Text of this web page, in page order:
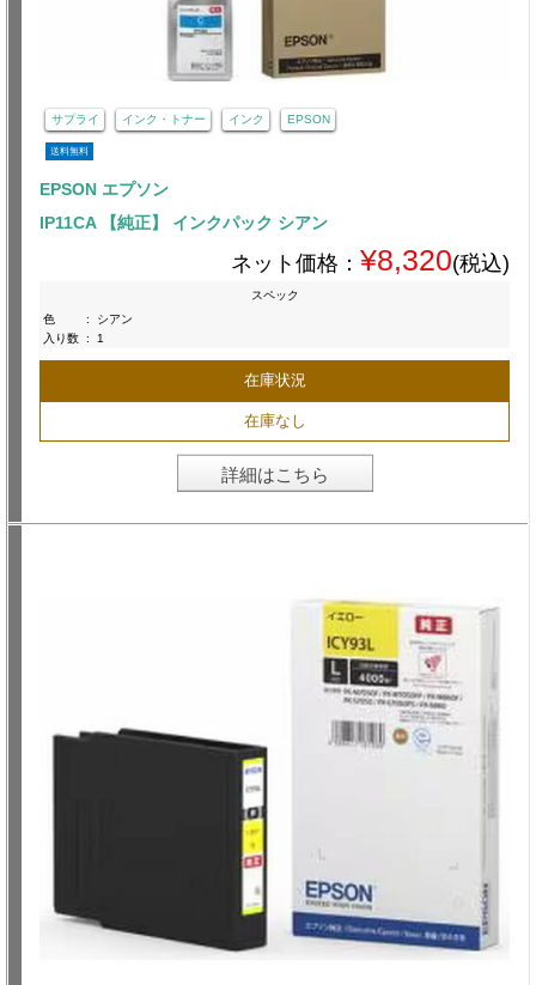
サプライ インク・トナー インク EPSON
送料無料
EPSON エプソン
IP11CA 【純正】 インクパック シアン
ネット価格： ¥8,320(税込)
スペック
色
:
シアン
入り数 : 1
在庫状況
在庫なし
詳細はこちら